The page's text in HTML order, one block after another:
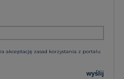
akceptację zasad korzystania z portalu
wyślij